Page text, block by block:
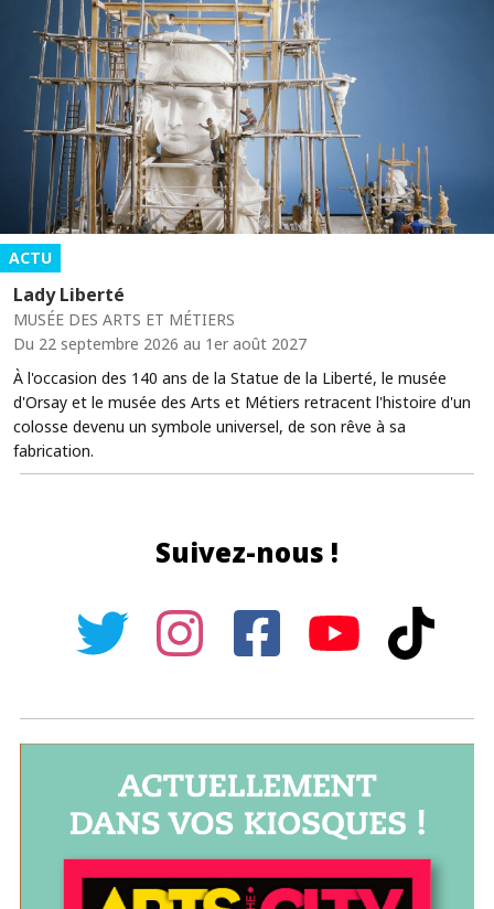
ACTU
Lady Liberté
MUSÉE DES ARTS ET MÉTIERS
Du 22 septembre 2026 au 1er août 2027
À l'occasion des 140 ans de la Statue de la Liberté, le musée
d'Orsay et le musée des Arts et Métiers retracent l'histoire d'un
colosse devenu un symbole universel, de son rêve à sa
fabrication.
Suivez-nous !